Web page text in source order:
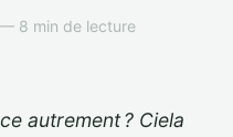
8 min de lecture
autrement ? Ciela